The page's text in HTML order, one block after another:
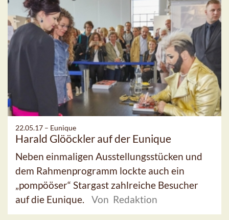
22.05.17 – Eunique
Harald Glööckler auf der Eunique
Neben einmaligen Ausstellungsstücken und
dem Rahmenprogramm lockte auch ein
„pompööser“ Stargast zahlreiche Besucher
auf die Eunique.
Von Redaktion